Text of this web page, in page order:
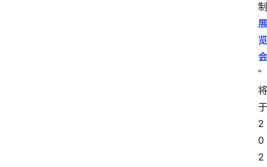
制
展
览
会
”
将
于
2
0
2